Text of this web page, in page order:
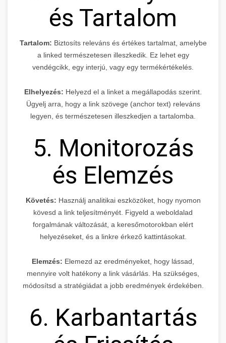
és Tartalom
Tartalom: Biztosíts releváns és értékes tartalmat, amelybe
a linked természetesen illeszkedik. Ez lehet egy
vendégcikk, egy interjú, vagy egy termékértékelés.
Elhelyezés: Helyezd el a linket a megállapodás szerint.
Ügyelj arra, hogy a link szövege (anchor text) releváns
legyen, és természetesen illeszkedjen a tartalomba.
5. Monitorozás
és Elemzés
Követés: Használj analitikai eszközöket, hogy nyomon
kövesd a link teljesítményét. Figyeld a weboldalad
forgalmának változását, a keresőmotorokban elért
helyezéseket, és a linkre érkező kattintásokat.
Elemzés: Elemezd az eredményeket, hogy lássad,
mennyire volt hatékony a link vásárlás. Ha szükséges,
módosítsd a stratégiádat a jobb eredmények érdekében.
6. Karbantartás